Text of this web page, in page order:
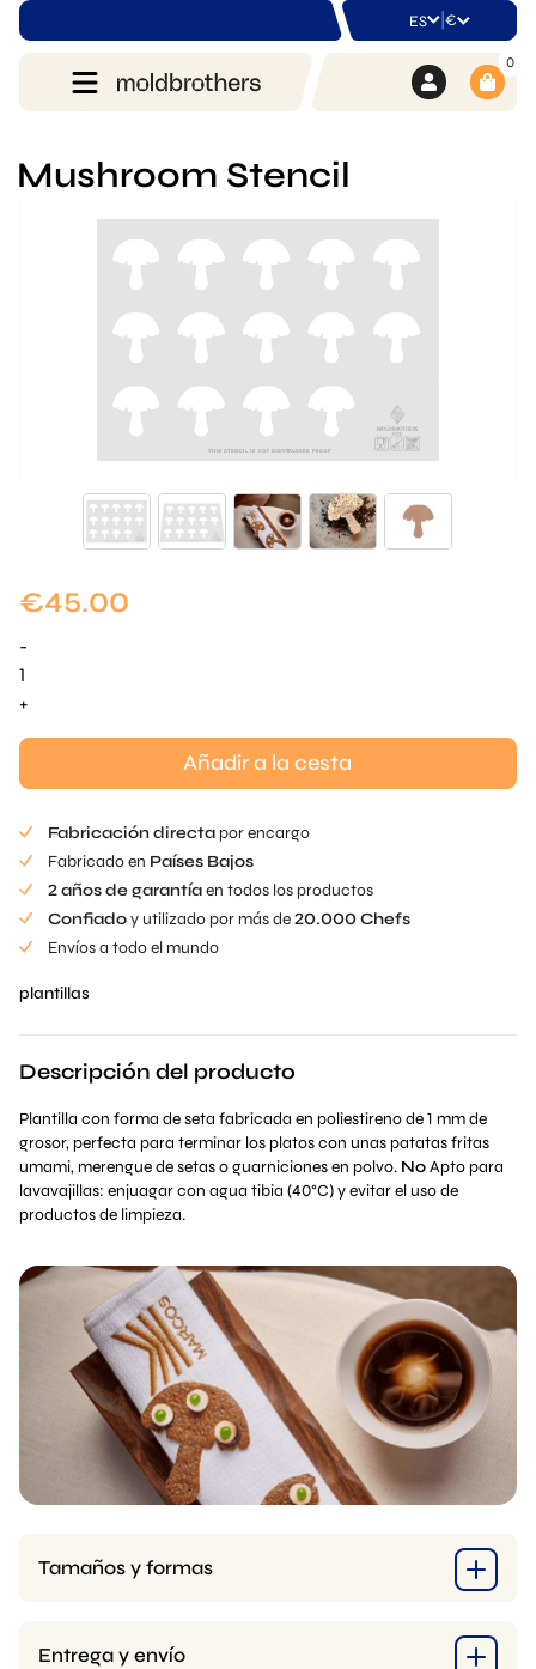
ES | €
0
Mushroom Stencil
€45.00
-
Plantilla
de
+
Añadir a la cesta
Fabricación directa por encargo
Fabricado en Países Bajos
2 años de garantíaen todos los productos
Confiadoy utilizado por más de20.000 Chefs
Envíos a todo el mundo
plantillas
Descripción del producto
Plantilla con forma de seta fabricada en poliestireno de 1 mm de
grosor, perfecta para terminar los platos con unas patatas fritas
umami, merengue de setas o guarniciones en polvo. NoApto para
lavavajillas: enjuagar con agua tibia (40°C) y evitar el uso de
productos de limpieza.
Tamaños y formas
Entrega y envío